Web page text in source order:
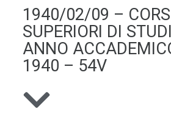
.LA "VITA DELL'ISTITUTO" ATTRAVERSO
1940/02/09 –
SUPERIORI DI
ANNO
1940 – 54V